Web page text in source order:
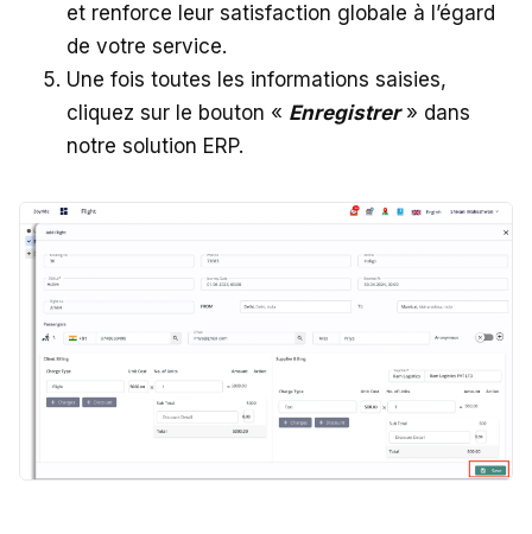
et renforce leur satisfaction globale à l’égard
de votre service.
Une fois toutes les informations saisies,
cliquez sur le bouton « Enregistrer» dans
notre solution ERP.